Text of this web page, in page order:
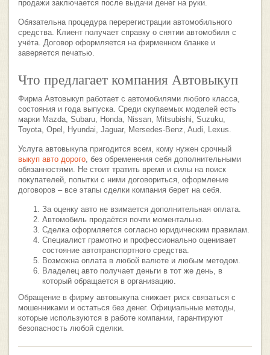
продажи заключается после выдачи денег на руки.
Обязательна процедура перерегистрации автомобильного
средства. Клиент получает справку о снятии автомобиля с
учёта. Договор оформляется на фирменном бланке и
заверяется печатью.
Что предлагает компания Автовыкуп
Фирма Автовыкуп работает с автомобилями любого класса,
состояния и года выпуска. Среди скупаемых моделей есть
марки Mazda, Subaru, Honda, Nissan, Mitsubishi, Suzuku,
Toyota, Opel, Hyundai, Jaguar, Mersedes-Benz, Audi, Lexus.
Услуга автовыкупа пригодится всем, кому нужен срочный
выкуп авто дорого, без обременения себя дополнительными
обязанностями. Не стоит тратить время и силы на поиск
покупателей, попытки с ними договориться, оформление
договоров – все этапы сделки компания берет на себя.
За оценку авто не взимается дополнительная оплата.
Автомобиль продаётся почти моментально.
Сделка оформляется согласно юридическим правилам.
Специалист грамотно и профессионально оценивает
состояние автотранспортного средства.
Возможна оплата в любой валюте и любым методом.
Владелец авто получает деньги в тот же день, в
который обращается в организацию.
Обращение в фирму автовыкупа снижает риск связаться с
мошенниками и остаться без денег. Официальные методы,
которые используются в работе компании, гарантируют
безопасность любой сделки.